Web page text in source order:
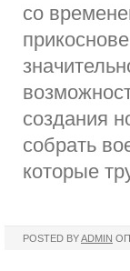
со
создания
собрать
которые
POSTED BYADMIN